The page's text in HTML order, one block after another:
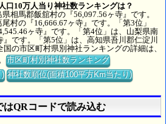
口10万人当り神社数ランキングは？
相馬郡飯舘村の『56,097.56ヶ寺』です。
村の『16,666.67ヶ寺』です。「第3位」
ヶ寺』です。「第4位」は、山梨県南
』です。「第5位」は、高知県吾川郡仁淀川
の市区町村県別神社ランキングの詳細は、
市区町村別神社数ランキング
) 神社数順位(面積100平方Km当たり)
はQRコードで読み込む